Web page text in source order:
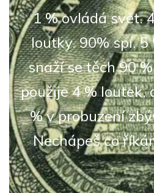
1 % ovládá svět.
loutky. 90% spí. 5
snaží se těch 90
použije 4 % loutek,
% v probuzení
Nechápeš co